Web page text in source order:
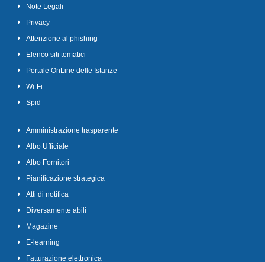
Note Legali
Privacy
Attenzione al phishing
Elenco siti tematici
Portale OnLine delle Istanze
Wi-Fi
Spid
Amministrazione trasparente
Albo Ufficiale
Albo Fornitori
Pianificazione strategica
Atti di notifica
Diversamente abili
Magazine
E-learning
Fatturazione elettronica